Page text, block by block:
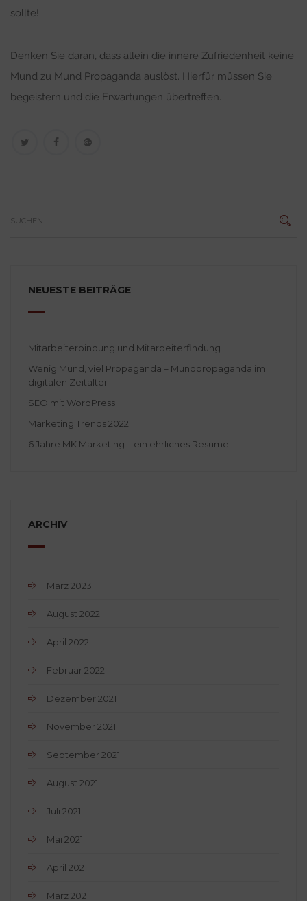
sollte!
Denken Sie daran, dass allein die innere Zufriedenheit keine
Mund zu Mund Propaganda auslöst. Hierfür müssen Sie
begeistern und die Erwartungen übertreffen.
NEUESTE BEITRÄGE
Mitarbeiterbindung und Mitarbeiterfindung
Wenig Mund, viel Propaganda – Mundpropaganda im
digitalen Zeitalter
SEO mit WordPress
Marketing Trends 2022
6 Jahre MK Marketing – ein ehrliches Resume
ARCHIV
März 2023
August 2022
April 2022
Februar 2022
Dezember 2021
November 2021
September 2021
August 2021
Juli 2021
Mai 2021
April 2021
März 2021